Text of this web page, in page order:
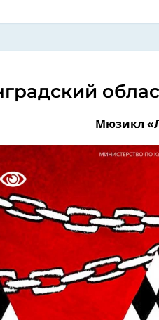
Мюзикл